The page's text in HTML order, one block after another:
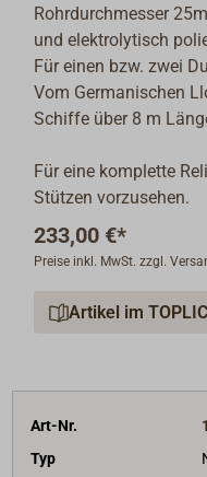
Rohrdurchmesser
und elektrolytisch
Für einen bzw. zwei
Vom Germanischen
Schiffe über 8 m
Für eine komplette
Stützen vorzusehen.
233,00 €*
Preise inkl. MwSt. zzgl.
Artikel im
Art-Nr.
Typ